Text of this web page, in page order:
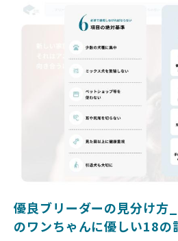
いるというケースもあります。こう
っても大きな負担であり、ワンちゃ
だからこそ、私たちは正しい情報
供すべきだと考えています。
ゃんを家族のように愛する「優良
厳しい基準で厳選し、その評価基
しています。これにより、消費者の
リーダーを選べる環境を整えていま
そして、消費者の皆様が正しい情報
を求めることで、ワンちゃんを家族
ーダーが増え、営利優先の「悪徳
される社会を目指しています。目
ゃんに優しい世界を築いていきた
優良ブリーダーの見分け
のワンちゃんに優しい18の